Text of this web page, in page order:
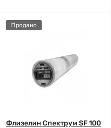
Продано
Флизелин Спектрум SF 100